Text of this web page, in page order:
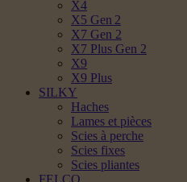
X4
X5 Gen 2
X7 Gen 2
X7 Plus Gen 2
X9
X9 Plus
SILKY
Haches
Lames et pièces
Scies à perche
Scies fixes
Scies pliantes
FELCO